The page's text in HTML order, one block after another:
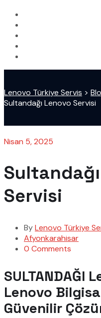
Lenovo Türkiye Servis >
Sultandağı Lenovo Servisi
Nisan 5, 2025
Servisi
ByLenovo Türkiye
Afyonkarahisar
0 Comments
SULTANDAĞI
Lenovo
Güvenilir